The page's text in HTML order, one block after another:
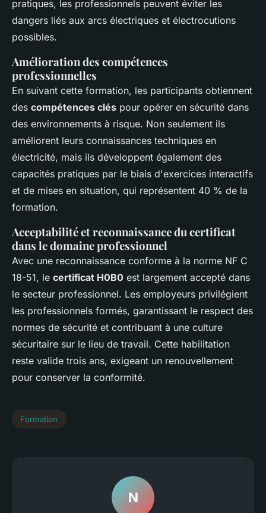
pratiques, les professionnels peuvent éviter les
dangers liés aux arcs électriques et électrocutions
possibles.
Amélioration des compétences
professionnelles
En suivant cette formation, les participants obtiennent
des compétences clés pour opérer en sécurité dans
des environnements à risque. Non seulement ils
améliorent leurs connaissances techniques en
électricité, mais ils développent également des
capacités pratiques par le biais d'exercices interactifs
et de mises en situation, qui représentent 40 % de la
formation.
Acceptabilité et reconnaissance du certificat
dans le domaine professionnel
Avec une reconnaissance conforme à la norme NF C
18-51, le certificat H0B0 est largement accepté dans
le secteur professionnel. Les employeurs privilégient
les professionnels formés, garantissant le respect des
normes de sécurité et contribuant à une culture
sécuritaire sur le lieu de travail. Cette habilitation
reste valide trois ans, exigeant un renouvellement
pour conserver la conformité.
Formation
N